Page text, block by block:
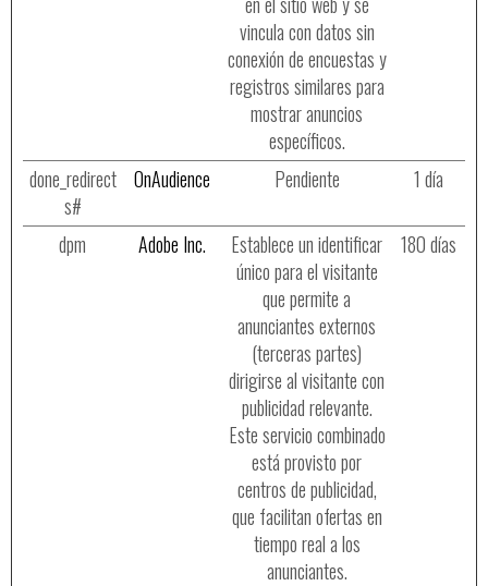
vincula con datos sin
conexión de encuestas y
registros similares para
mostrar anuncios
específicos.
done_redirect
s#
OnAudience Pendiente 1 día
dpm Adobe Inc.
Establece un identificar
único para el visitante
que permite a
anunciantes externos
(terceras partes)
dirigirse al visitante con
publicidad relevante.
Este servicio combinado
está provisto por
centros de publicidad,
que facilitan ofertas en
tiempo real a los
anunciantes.
180 días